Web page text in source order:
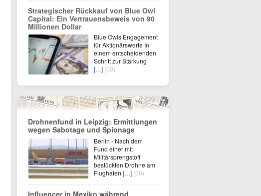
Strategischer Rückkauf von Blue Owl
Capital: Ein Vertrauensbeweis von 90
Millionen Dollar
Blue Owls Engagement
für Aktionärswerte In
einem entscheidenden
Schritt zur Stärkung
[…] (00)
Drohnenfund in Leipzig: Ermittlungen
wegen Sabotage und Spionage
Berlin - Nach dem
Fund einer mit
Militärsprengstoff
bestückten Drohne am
Flughafen […] (00)
Influencer in Mexiko während